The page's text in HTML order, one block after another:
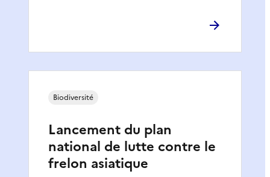
Lancement du plan
national de lutte contre le
frelon asiatique
Biodiversité